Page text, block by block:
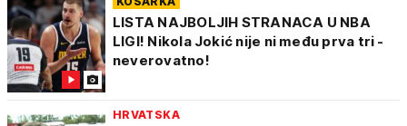
LISTA NAJBOLJIH STRANACA U NBA
LIGI! Nikola Jokić nije ni među prva tri -
neverovatno!
HRVATSKA